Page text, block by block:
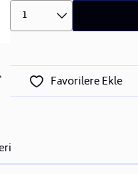
1
Favorilere Ekle